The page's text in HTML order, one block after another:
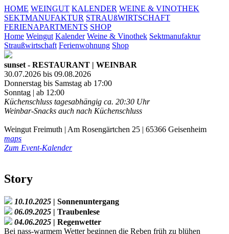
HOME WEINGUT KALENDER WEINE & VINOTHEK
SEKTMANUFAKTUR STRAUßWIRTSCHAFT
FERIENAPARTMENTS SHOP
Home Weingut Kalender Weine & Vinothek Sektmanufaktur
Straußwirtschaft Ferienwohnung Shop
sunset - RESTAURANT | WEINBAR
30.07.2026 bis 09.08.2026
Donnerstag bis Samstag ab 17:00
Sonntag | ab 12:00
Küchenschluss tagesabhängig ca. 20:30 Uhr
Weinbar-Snacks auch nach Küchenschluss
Weingut Freimuth | Am Rosengärtchen 25 | 65366 Geisenheim
maps
Zum Event-Kalender
Story
10.10.2025 | Sonnenuntergang
06.09.2025 | Traubenlese
04.06.2025 | Regenwetter
Bei nass-warmem Wetter beginnen die Reben früh zu blühen